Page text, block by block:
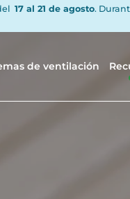
17 al 21 de agosto.
de ventilación